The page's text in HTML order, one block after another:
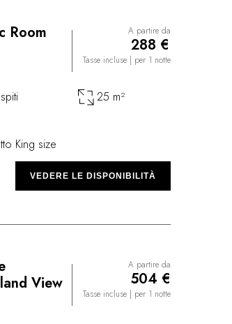
Room A partire da
288 €
Tasse incluse | per 1 notte
25 m²
King size
VEDERE LE DISPONIBILITÀ
View
A partire da
504 €
Tasse incluse | per 1 notte